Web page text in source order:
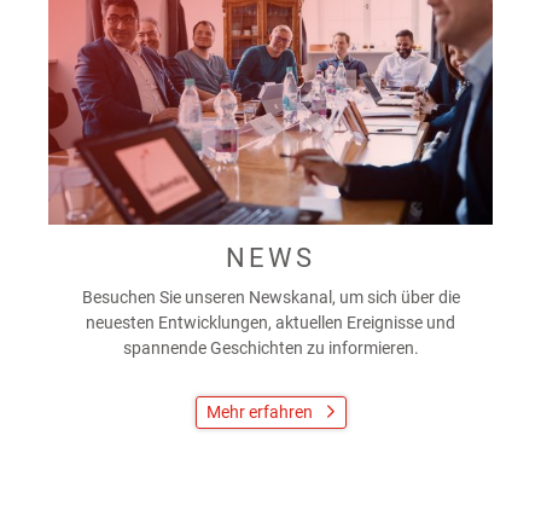
NEWS
Besuchen Sie unseren Newskanal, um sich über die
neuesten Entwicklungen, aktuellen Ereignisse und
spannende Geschichten zu informieren.
Mehr erfahren